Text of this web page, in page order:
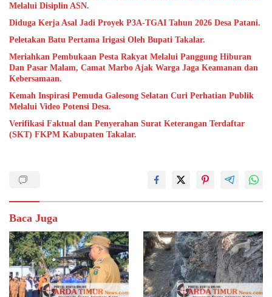
Melalui Disiplin ASN.
Diduga Kerja Asal Jadi Proyek P3A-TGAI Tahun 2026 Desa Patani.
Peletakan Batu Pertama Irigasi Oleh Bupati Takalar.
Meriahkan Pembukaan Pesta Rakyat Melalui Panggung Hiburan
Dan Pasar Malam, Camat Marbo Ajak Warga Jaga Keamanan dan
Kebersamaan.
Kemah Inspirasi Pemuda Galesong Selatan Curi Perhatian Publik
Melalui Video Potensi Desa.
Verifikasi Faktual dan Penyerahan Surat Keterangan Terdaftar
(SKT) FKPM Kabupaten Takalar.
Baca Juga